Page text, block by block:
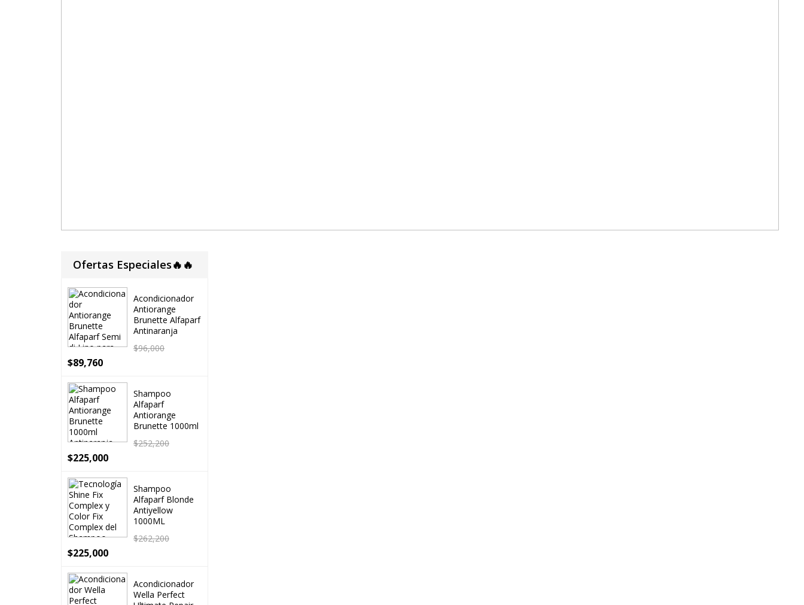
Ofertas Especiales🔥🔥
Acondicionador
Antiorange
Brunette Alfaparf
Antinaranja
$96,000
$89,760
Shampoo
Alfaparf
Antiorange
Brunette 1000ml
$252,200
$225,000
Shampoo
Alfaparf Blonde
Antiyellow
1000ML
$262,200
$225,000
Acondicionador
Wella Perfect